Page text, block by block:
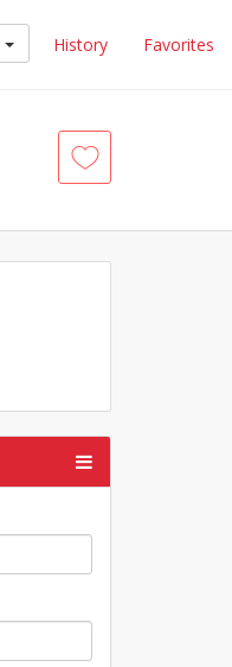
History Favorites